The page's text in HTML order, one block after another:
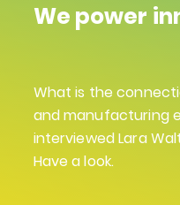
We power
What is the
and manufacturing
interviewed Lara
Have a look.